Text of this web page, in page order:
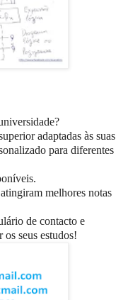
adaptadas às suas
para diferentes
melhores notas
de contacto e
seus estudos!